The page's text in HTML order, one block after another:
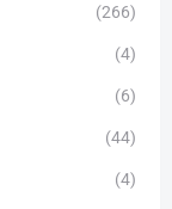
(266)
(4)
(6)
(44)
(4)